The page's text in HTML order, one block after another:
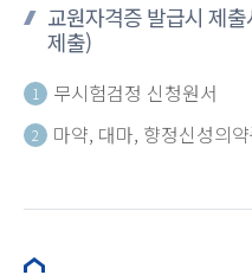
교원자격증 발급시 제
제출)
1 무시험검정 신청원서
2 마약, 대마, 향정신성의